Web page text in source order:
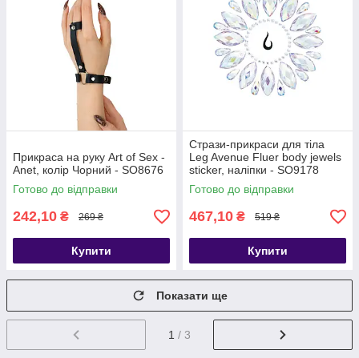
Прикраса на руку Art of Sex -
Anet, колір Чорний - SO8676
Готово до відправки
242,10 ₴ 269 ₴
Купити
Стрази-прикраси для тіла
Leg Avenue Fluer body jewels
sticker, наліпки - SO9178
Готово до відправки
467,10 ₴ 519 ₴
Купити
Показати ще
1 / 3